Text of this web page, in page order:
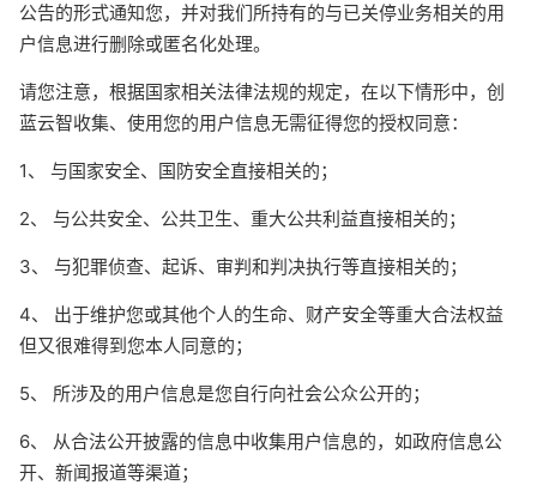
公告的形式通知您，并对我们所持有的与已关停业务相关的用
户信息进行删除或匿名化处理。
请您注意，根据国家相关法律法规的规定，在以下情形中，创
蓝云智收集、使用您的用户信息无需征得您的授权同意：
1、 与国家安全、国防安全直接相关的；
2、 与公共安全、公共卫生、重大公共利益直接相关的；
3、 与犯罪侦查、起诉、审判和判决执行等直接相关的；
4、 出于维护您或其他个人的生命、财产安全等重大合法权益
但又很难得到您本人同意的；
5、 所涉及的用户信息是您自行向社会公众公开的；
6、 从合法公开披露的信息中收集用户信息的，如政府信息公
开、新闻报道等渠道；